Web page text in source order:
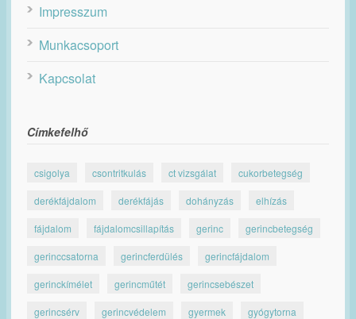
Impresszum
Munkacsoport
Kapcsolat
Címkefelhő
csigolya csontritkulás ct vizsgálat cukorbetegség
derékfájdalom derékfájás dohányzás elhízás
fájdalom fájdalomcsillapítás gerinc gerincbetegség
gerinccsatorna gerincferdülés gerincfájdalom
gerinckímélet gerincműtét gerincsebészet
gerincsérv gerincvédelem gyermek gyógytorna